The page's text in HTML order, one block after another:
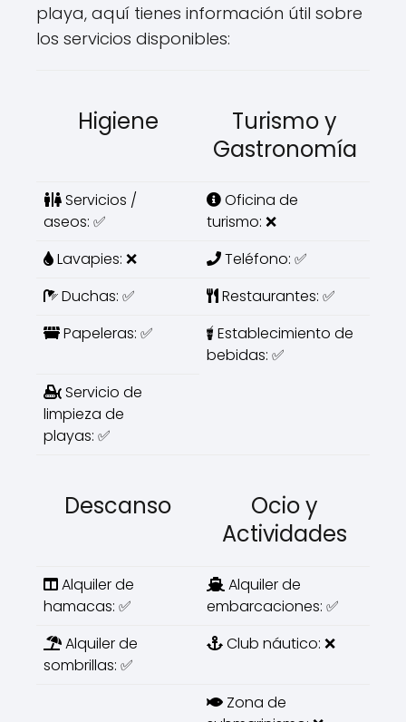
playa, aquí tienes información útil sobre
los servicios disponibles:
Higiene
Turismo y
Gastronomía
Servicios /
aseos: ✅
Oficina de
turismo: ❌
Lavapies: ❌
Teléfono: ✅
Duchas: ✅
Restaurantes: ✅
Papeleras: ✅
Establecimiento de
bebidas: ✅
Servicio de
limpieza de
playas: ✅
Descanso
Ocio y
Actividades
Alquiler de
hamacas: ✅
Alquiler de
embarcaciones: ✅
Alquiler de
sombrillas: ✅
Club náutico: ❌
Zona de